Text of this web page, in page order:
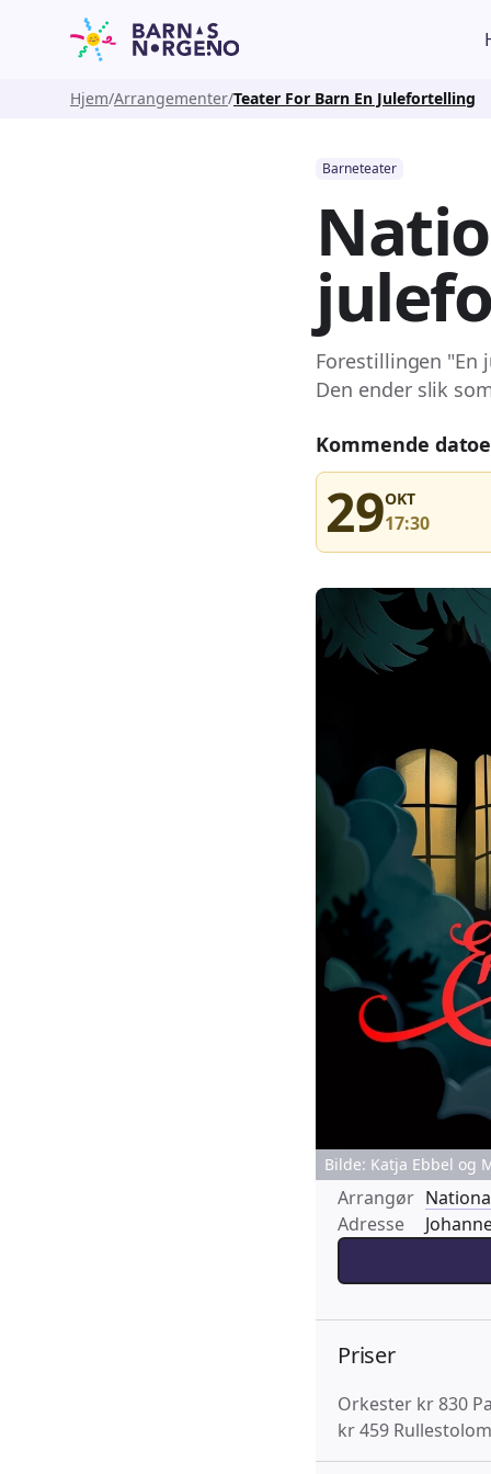
Hjem Arrangementer Teater For Barn En Julefortelling
Barneteater
Forestillingen
Den ender slik
Kommende
29OKT
17:30
Bilde: Katja Ebbel og
Arrangør
Adresse
Priser
Orkester kr 830
kr 459